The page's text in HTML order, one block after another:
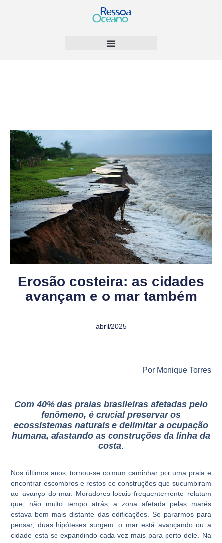
Erosão costeira: as cidades
avançam e o mar também
abril/2025
Por Monique Torres
Com 40% das praias brasileiras afetadas pelo
fenômeno, é crucial preservar os
ecossistemas naturais e delimitar a ocupação
humana, afastando as construções da linha da
costa.
Nos últimos anos, tornou-se comum caminhar por uma praia e
encontrar escombros e restos de construções que sucumbiram
ao avanço do mar. Moradores locais frequentemente relatam
que, não muito tempo atrás, a zona afetada pelas marés
estava bem mais distante das edificações. Se pararmos para
pensar, duas hipóteses surgem: o mar está avançando ou a
cidade está se expandindo cada vez mais para perto dele. Na